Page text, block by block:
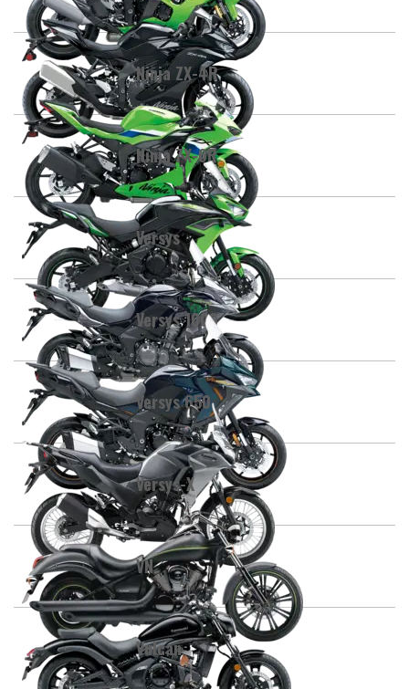
Ninja ZX-4R
Ninja ZX-6R
Versys
Versys 1000
Versys 650
Versys-X
VN
Vulcan